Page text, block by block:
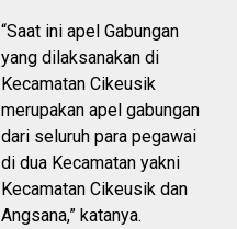
“Saat ini apel Gabungan
yang dilaksanakan di
Kecamatan Cikeusik
merupakan apel gabungan
dari seluruh para pegawai
di dua Kecamatan yakni
Kecamatan Cikeusik dan
Angsana,” katanya.